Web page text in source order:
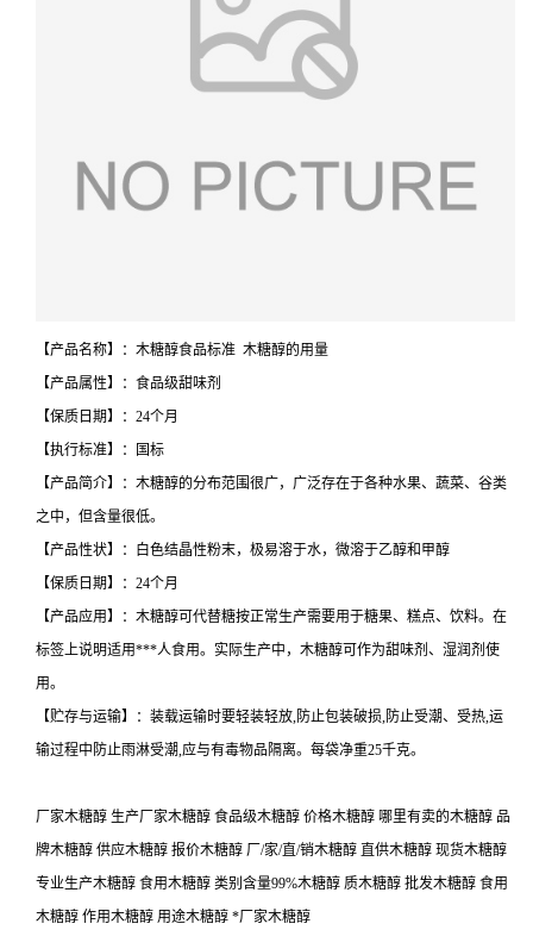
【产品名称】：木糖醇食品标准 木糖醇的用量
【产品属性】：食品级甜味剂
【保质日期】：24个月
【执行标准】：国标
【产品简介】：木糖醇的分布范围很广，广泛存在于各种水果、蔬菜、谷类
之中，但含量很低。
【产品性状】：白色结晶性粉末，极易溶于水，微溶于乙醇和甲醇
【保质日期】：24个月
【产品应用】：木糖醇可代替糖按正常生产需要用于糖果、糕点、饮料。在
标签上说明适用***人食用。实际生产中，木糖醇可作为甜味剂、湿润剂使
用。
【贮存与运输】：装载运输时要轻装轻放,防止包装破损,防止受潮、受热,运
输过程中防止雨淋受潮,应与有毒物品隔离。每袋净重25千克。
厂家木糖醇 生产厂家木糖醇 食品级木糖醇 价格木糖醇 哪里有卖的木糖醇 品
牌木糖醇 供应木糖醇 报价木糖醇 厂/家/直/销木糖醇 直供木糖醇 现货木糖醇
专业生产木糖醇 食用木糖醇 类别含量99%木糖醇 质木糖醇 批发木糖醇 食用
木糖醇 作用木糖醇 用途木糖醇 *厂家木糖醇